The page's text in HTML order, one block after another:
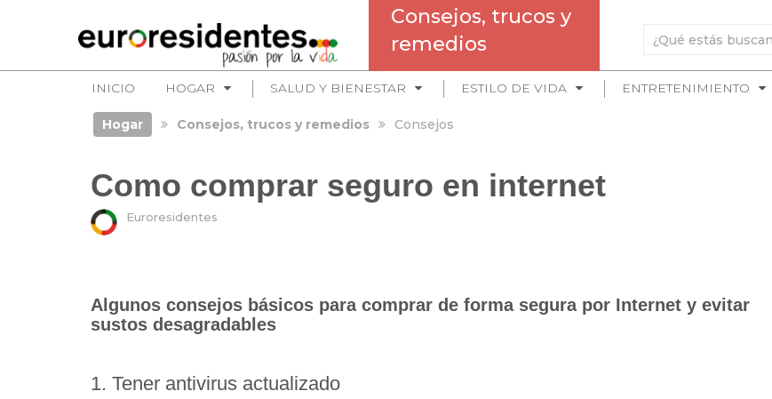
Consejos, trucos y
remedios
INICIO HOGAR SALUD Y BIENESTAR ESTILO DE VIDA ENTRETENIMIENTO
Hogar Consejos, trucos y remedios Consejos
Como comprar seguro en internet
Euroresidentes
Algunos consejos básicos para comprar de forma segura por Internet y evitar
sustos desagradables
1. Tener antivirus actualizado